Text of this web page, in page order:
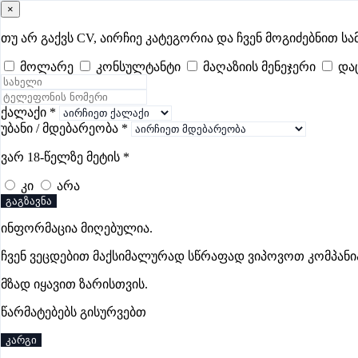
samushao
შესვლა
ყველა - 630 Remote Worldwide - 293 დღევანდელი - 0
უსაფრთხოების ვაკანსიები ზუგდიდში
ვაკანსიები არ მოიძებნა „უსაფრთხოების ვაკანსიები
Gba Connect
პრემიუმი
×
თუ არ გაქვს CV, აირჩიე კატეგორია და ჩვენ მოგიძებნით
მოლარე კონსულტანტი მაღაზიის მენეჯერი
ქალაქი *
უბანი / მდებარეობა *
ვარ 18-წელზე მეტის *
კი არა
გაგზავნა
ინფორმაცია მიღებულია.
ჩვენ ვეცდებით მაქსიმალურად სწრაფად ვიპოვოთ
მზად იყავით ზარისთვის.
წარმატებებს გისურვებთ
კარგი